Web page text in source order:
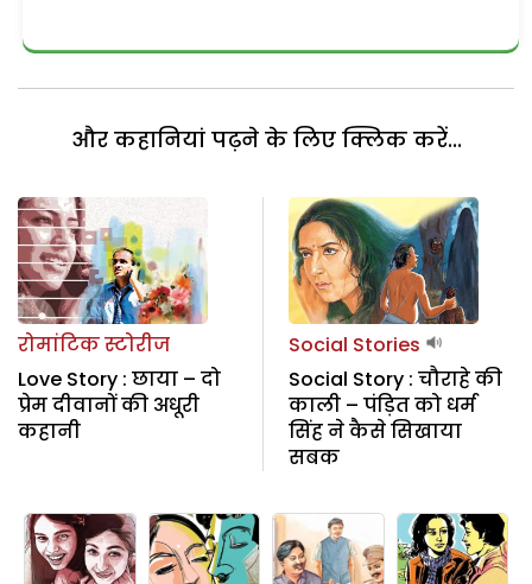
और कहानियां पढ़ने के लिए क्लिक करें...
रोमांटिक स्टोरीज
Love Story : छाया – दो
प्रेम दीवानों की अधूरी
कहानी
Social Stories
Social Story : चौराहे की
काली – पंड़ित को धर्म
सिंह ने कैसे सिखाया
सबक